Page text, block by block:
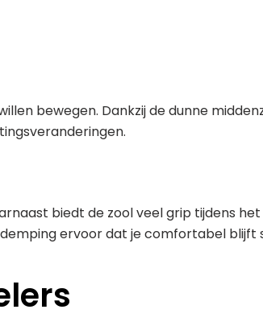
bewegen. Dankzij de dunne
biedt de zool veel grip tijdens
ervoor dat je comfortabel blijft